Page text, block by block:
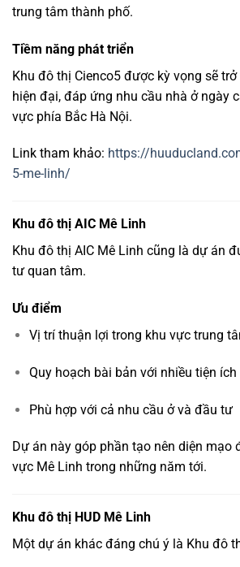
trung tâm thành phố.
Tiềm năng phát triển
Khu đô thị Cienco5 được kỳ vọng sẽ trở
hiện đại, đáp ứng nhu cầu nhà ở ngày
vực phía Bắc Hà Nội.
Link tham khảo: https://
5-me-linh/
Khu đô thị AIC Mê Linh
Khu đô thị AIC Mê Linh cũng là dự án
tư quan tâm.
Ưu điểm
Vị trí thuận lợi trong khu vực trung
Quy hoạch bài bản với nhiều tiện ích
Phù hợp với cả nhu cầu ởvà đầu tư
Dự án này góp phần tạo nên diện mạo
vực Mê Linh trong những năm tới.
Khu đô thị HUD Mê Linh
Một dự án khác đáng chú ý là Khu đô